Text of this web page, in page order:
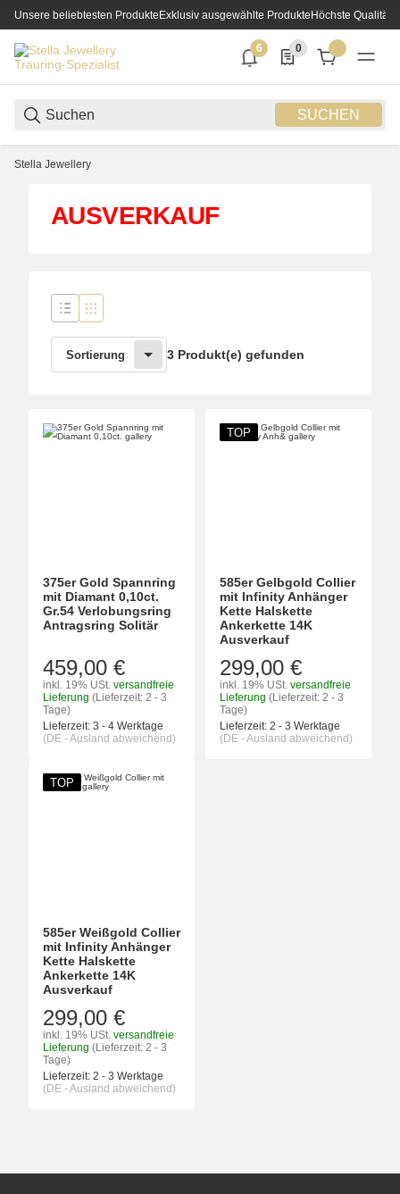
Unsere beliebtesten ProdukteExklusiv ausgewählte ProdukteHöchste Qualität
SUCHEN
6
6 neue Notifizierungen
0
0 Produkte in der
Stella Jewellery
AUSVERKAUF
Sortierung 3 Produkt(e) gefunden
375er Gold Spannring
mit Diamant 0,10ct.
Gr.54 Verlobungsring
Antragsring Solitär
459,00 €
inkl. 19% USt. versandfreie
Lieferung (Lieferzeit: 2 - 3
Tage)
Lieferzeit: 3 - 4 Werktage
(DE - Ausland abweichend)
TOP
585er Gelbgold Collier
mit Infinity Anhänger
Kette Halskette
Ankerkette 14K
Ausverkauf
299,00 €
inkl. 19% USt. versandfreie
Lieferung (Lieferzeit: 2 - 3
Tage)
Lieferzeit: 2 - 3 Werktage
(DE - Ausland abweichend)
TOP
585er Weißgold Collier
mit Infinity Anhänger
Kette Halskette
Ankerkette 14K
Ausverkauf
299,00 €
inkl. 19% USt. versandfreie
Lieferung (Lieferzeit: 2 - 3
Tage)
Lieferzeit: 2 - 3 Werktage
(DE - Ausland abweichend)